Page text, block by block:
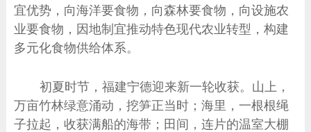
宜优势，向海洋要食物，向森林要食物，向设施农
业要食物，因地制宜推动特色现代农业转型，构建
多元化食物供给体系。
初夏时节，福建宁德迎来新一轮收获。山上，
万亩竹林绿意涌动，挖笋正当时；海里，一根根绳
子拉起，收获满船的海带；田间，连片的温室大棚